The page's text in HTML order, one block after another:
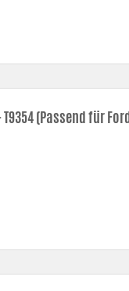
T9354 (Passend für